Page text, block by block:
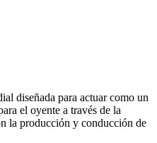
diseñada para actuar como un
el oyente a través de la
la producción y conducción de